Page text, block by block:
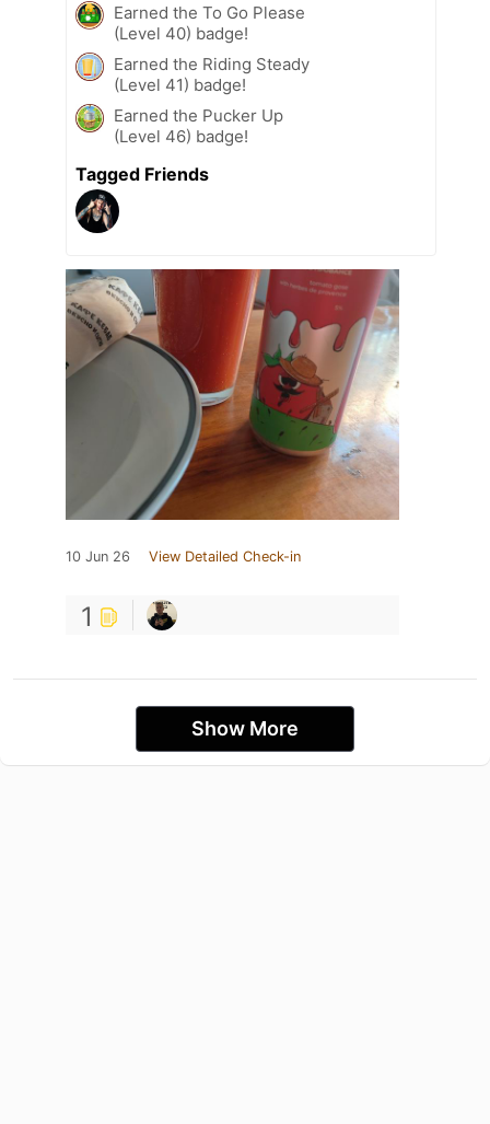
Earned the To Go Please
(Level 40) badge!
Earned the Riding Steady
(Level 41) badge!
Earned the Pucker Up
(Level 46) badge!
Tagged Friends
10 Jun 26 View Detailed Check-in
1
Show More